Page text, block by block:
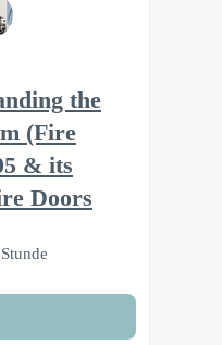
the
(Fire
& its
Doors